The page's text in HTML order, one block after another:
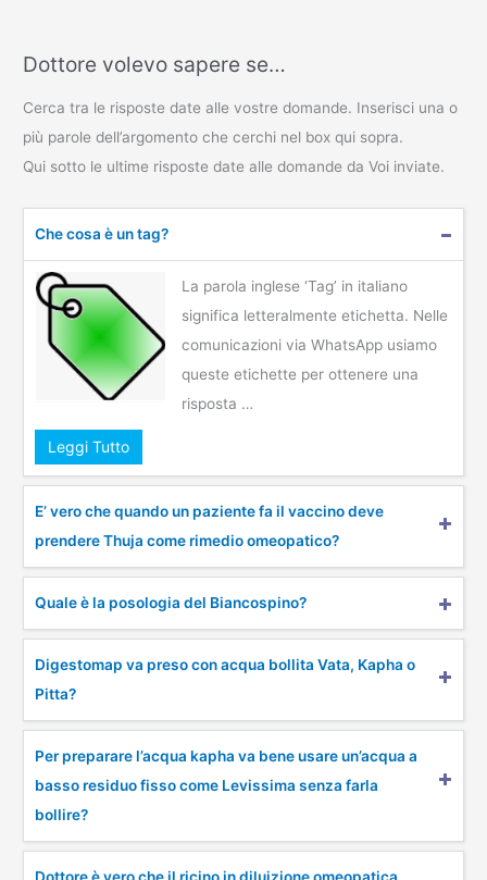
Dottore volevo sapere se…
Cerca tra le risposte date alle vostre domande. Inserisci una o
più parole dell’argomento che cerchi nel box qui sopra.
Qui sotto le ultime risposte date alle domande da Voi inviate.
Che cosa è un tag?
La parola inglese ‘Tag’ in italiano
significa letteralmente etichetta. Nelle
comunicazioni via WhatsApp usiamo
queste etichette per ottenere una
risposta …
Leggi Tutto
E’ vero che quando un paziente fa il vaccino deve
prendere Thuja come rimedio omeopatico?
Quale è la posologia del Biancospino?
Digestomap va preso con acqua bollita Vata, Kapha o
Pitta?
Per preparare l’acqua kapha va bene usare un’acqua a
basso residuo fisso come Levissima senza farla
bollire?